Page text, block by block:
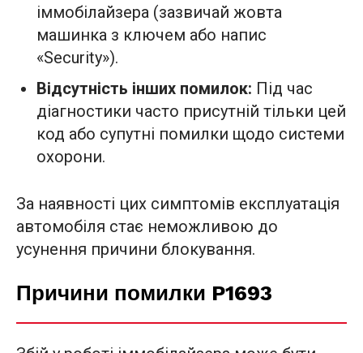
іммобілайзера (зазвичай жовта
машинка з ключем або напис
«Security»).
Відсутність інших помилок: Під час
діагностики часто присутній тільки цей
код або супутні помилки щодо системи
охорони.
За наявності цих симптомів експлуатація
автомобіля стає неможливою до
усунення причини блокування.
Причини помилки P1693